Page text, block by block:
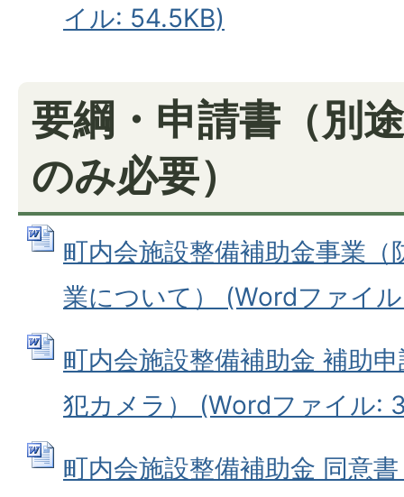
イル: 54.5KB)
要綱・申請書（別
のみ必要）
町内会施設整備補助金事業
業について） (Wordファイ
町内会施設整備補助金 補助
犯カメラ） (Wordファイル:
町内会施設整備補助金 同意